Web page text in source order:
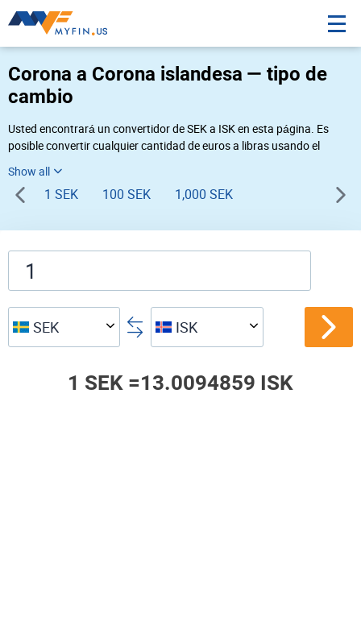
Corona a Corona islandesa — tipo de
cambio
Usted encontrará un convertidor de SEK a ISK en esta página. Es
posible convertir cualquier cantidad de euros a libras usando el
usted necesita una conversión inversa, vaya al convertidor de pares
deISK SEK.
1 SEK 100 SEK 1,000 SEK
SEK ISK
1 SEK =13.0094859 ISK